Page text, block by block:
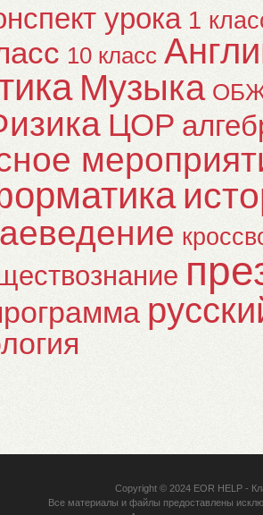
урока 1
10 класс
Музыка
ЦОР
Copyright © 2024 EOR HELP-
Все материалы и файлы предоставлены